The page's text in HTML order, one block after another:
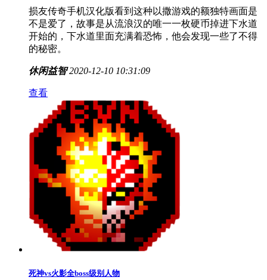
损友传奇手机汉化版看到这种以撒游戏的额独特画面是
不是爱了，故事是从流浪汉的唯一一枚硬币掉进下水道
开始的，下水道里面充满着恐怖，他会发现一些了不得
的秘密。
休闲益智 2020-12-10 10:31:09
查看
死神vs火影全boss级别人物